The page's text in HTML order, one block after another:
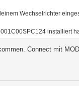
Wechselrichter
installiert
Connect mit